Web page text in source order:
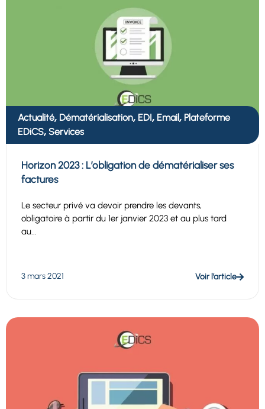
Actualité, Dématérialisation, EDI, Email, Plateforme
EDiCS, Services
Horizon 2023 : L’obligation de dématérialiser ses
factures
Le secteur privé va devoir prendre les devants,
obligatoire à partir du 1er janvier 2023 et au plus tard
au...
3 mars 2021 Voir l’article